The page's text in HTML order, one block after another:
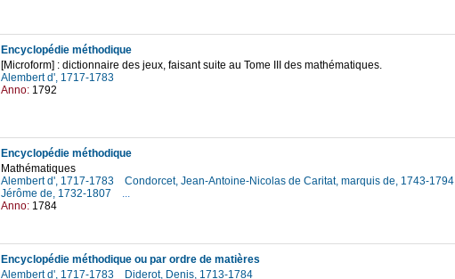
Encyclopédie méthodique
[Microform] : dictionnaire des jeux, faisant suite au Tome III des mathématiques.
Alembert d', 1717-1783
Anno: 1792
Encyclopédie méthodique
Mathématiques
Alembert d', 1717-1783
Condorcet, Jean-Antoine-Nicolas de Caritat, marquis de, 1743-1794
Jérôme de, 1732-1807
...
Anno: 1784
Encyclopédie méthodique ou par ordre de matières
Alembert d', 1717-1783
Diderot, Denis, 1713-1784